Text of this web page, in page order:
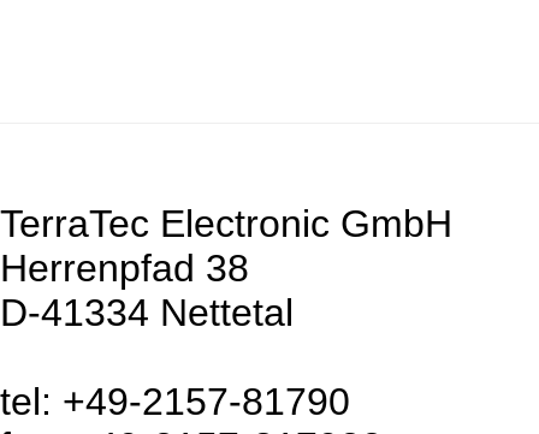
TerraTec Electronic GmbH
Herrenpfad 38
D-41334 Nettetal
tel: +49-2157-81790